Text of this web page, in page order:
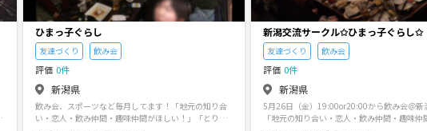
ひまっ子ぐらし
友達づくり 飲み会
評価 0件
新潟県
飲み会、スポーツなど毎月してます！「地元の知り合
い・恋人・飲み仲間・趣味仲間がほしい！」「とりあ
新潟交流サークル✩ひまっ子ぐらし✩
友達づくり 飲み会
評価 0件
新潟県
5月26日（金）19:00or20:00から飲み会＠新
「地元の知り合い・恋人・飲み仲間・趣味仲